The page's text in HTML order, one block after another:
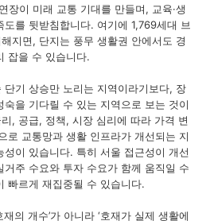
장이 미래 교통 기대를 만들며, 교육·생
를 뒷받침합니다. 여기에 1,769세대 브
지면, 단지는 풍무 생활권 안에서도 경
잡을 수 있습니다.
단기 상승만 노리는 지역이라기보다, 장
을 기다릴 수 있는 지역으로 보는 것이
, 공급, 정책, 시장 심리에 따라 가격 변
로 교통망과 생활 인프라가 개선되는 지
이 있습니다. 특히 서울 접근성이 개선
주 수요와 투자 수요가 함께 움직일 수
빠르게 재집중될 수 있습니다.
의 개수’가 아니라 ‘호재가 실제 생활에